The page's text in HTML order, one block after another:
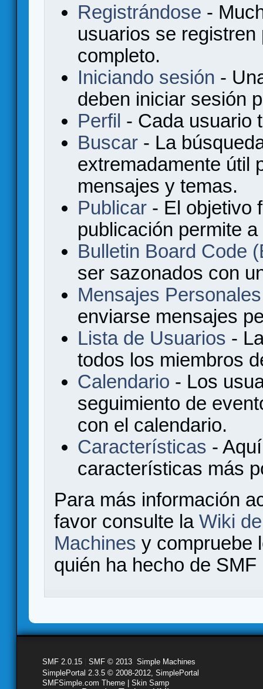
Registrándose -
usuarios se
completo.
Iniciando sesión -
deben iniciar sesión
Perfil - Cada usuario
Buscar - La
extremadamente útil
mensajes y temas.
Publicar - El objetivo
publicación permite
Bulletin Board Code
ser sazonados con
Mensajes Personales
enviarse mensajes
Lista de Usuarios -
todos los miembros
Calendario - Los
seguimiento de
con el calendario.
Características -
características más
Para más información
favor consulte la Wiki
Machines y compruebe
quién ha hecho de
SMF 2.0.15 SMF © 2013 Simple Machines
SimplePortal 2.3.5 © 2008-2012, SimplePortal
SMFSimple.com Theme | Skin Samp